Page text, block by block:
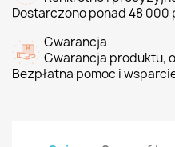
Dostarczono ponad 48 000
Gwarancja
Gwarancja produktu,
Bezpłatna pomoc i